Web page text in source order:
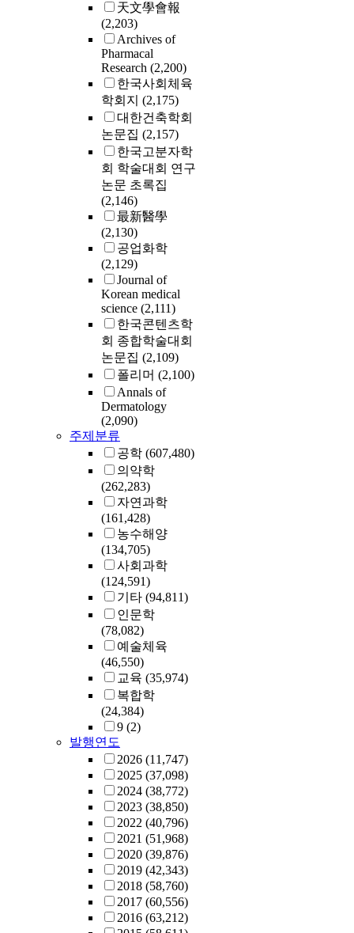
天文學會報
(2,203)
Archives of
Pharmacal
Research (2,200)
한국사회체육
학회지 (2,175)
대한건축학회
논문집 (2,157)
한국고분자학
회 학술대회 연구
논문 초록집
(2,146)
最新醫學
(2,130)
공업화학
(2,129)
Journal of
Korean medical
science (2,111)
한국콘텐츠학
회 종합학술대회
논문집 (2,109)
폴리머 (2,100)
Annals of
Dermatology
(2,090)
주제분류
공학 (607,480)
의약학
(262,283)
자연과학
(161,428)
농수해양
(134,705)
사회과학
(124,591)
기타 (94,811)
인문학
(78,082)
예술체육
(46,550)
교육 (35,974)
복합학
(24,384)
9 (2)
발행연도
2026 (11,747)
2025 (37,098)
2024 (38,772)
2023 (38,850)
2022 (40,796)
2021 (51,968)
2020 (39,876)
2019 (42,343)
2018 (58,760)
2017 (60,556)
2016 (63,212)